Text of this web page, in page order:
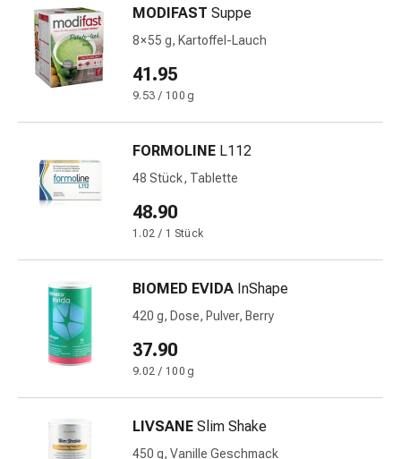
Erbrechen
Verdauung,
Blähungen
Krämpfe
Medizinische
Hautpflege
Ekzeme
Warzen
Fusspilz
Narbenbehandlung
Trockene
MODIFAST Suppe
8 × 55 g, Kartoffel-Lauch
41.95
9.53 / 100 g
FORMOLINE L112
48 Stück, Tablette
48.90
1.02 / 1 Stück
BIOMED EVIDA InShape
420 g, Dose, Pulver, Berry
37.90
9.02 / 100 g
LIVSANE Slim Shake
450 g, Vanille Geschmack